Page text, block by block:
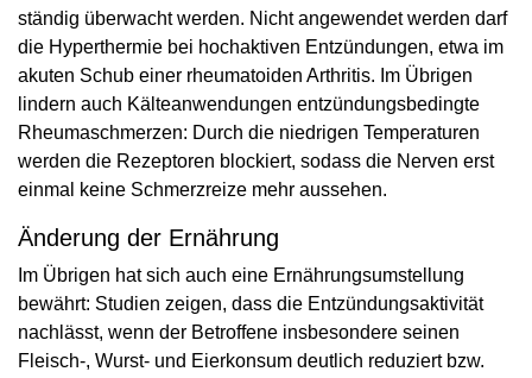
ständig überwacht werden. Nicht angewendet werden darf
die Hyperthermie bei hochaktiven Entzündungen, etwa im
akuten Schub einer rheumatoiden Arthritis. Im Übrigen
lindern auch Kälteanwendungen entzündungsbedingte
Rheumaschmerzen: Durch die niedrigen Temperaturen
werden die Rezeptoren blockiert, sodass die Nerven erst
einmal keine Schmerzreize mehr aussehen.
Änderung der Ernährung
Im Übrigen hat sich auch eine Ernährungsumstellung
bewährt: Studien zeigen, dass die Entzündungsaktivität
nachlässt, wenn der Betroffene insbesondere seinen
Fleisch-, Wurst- und Eierkonsum deutlich reduziert bzw.